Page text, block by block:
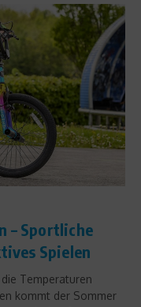
– Sportliche
Spielen
Temperaturen
kommt der Sommer